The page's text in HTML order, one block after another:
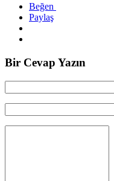
Beğen
Paylaş
Bir Cevap Yazın